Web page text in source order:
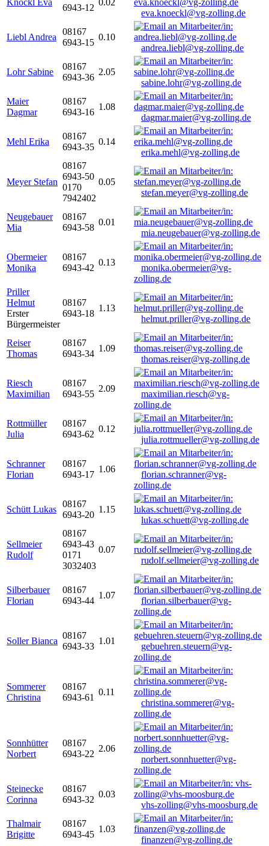
Knöckl Eva
6943-12
0.02
eva.knoeckl@vg-zolling.de
Liebl Andrea
08167
6943-15
0.10
andrea.liebl@vg-zolling.de
Lohr Sabine
08167
6943-36
2.05
sabine.lohr@vg-zolling.de
Maier
Dagmar
08167
6943-16
1.08
dagmar.maier@vg-zolling.de
Mehl Erika
08167
6943-35
0.14
erika.mehl@vg-zolling.de
Meyer Stefan
08167
6943-50
0170
7942402
0.05
stefan.meyer@vg-zolling.de
Neugebauer
Mia
08167
6943-58
0.01
mia.neugebauer@vg-zolling.de
Obermeier
Monika
08167
6943-42
0.13
monika.obermeier@vg-
zolling.de
Priller
Helmut
Erster
Bürgermeister
08167
6943-18
1.13
helmut.priller@vg-zolling.de
Reiser
Thomas
08167
6943-34
1.09
thomas.reiser@vg-zolling.de
Riesch
Maximilian
08167
6943-55
2.09
maximilian.riesch@vg-
zolling.de
Rottmüller
Julia
08167
6943-62
0.12
julia.rottmueller@vg-zolling.de
Schranner
Florian
08167
6943-17
1.06
florian.schranner@vg-
zolling.de
Schütt Lukas
08167
6943-20
1.15
lukas.schuett@vg-zolling.de
Sellmeier
Rudolf
08167
6943-43
0171
3032403
0.07
rudolf.sellmeier@vg-zolling.de
Silberbauer
Florian
08167
6943-44
1.07
florian.silberbauer@vg-
zolling.de
Soller Bianca
08167
6943-33
1.01
gebuehren.steuern@vg-
zolling.de
Sommerer
Christina
08167
6943-61
0.11
christina.sommerer@vg-
zolling.de
Sonnhütter
Norbert
08167
6943-22
2.06
norbert.sonnhuetter@vg-
zolling.de
Steinecke
Corinna
08167
6943-32
0.03
vhs-zolling@vhs-moosburg.de
Thalmair
Brigitte
08167
6943-45
1.03
finanzen@vg-zolling.de